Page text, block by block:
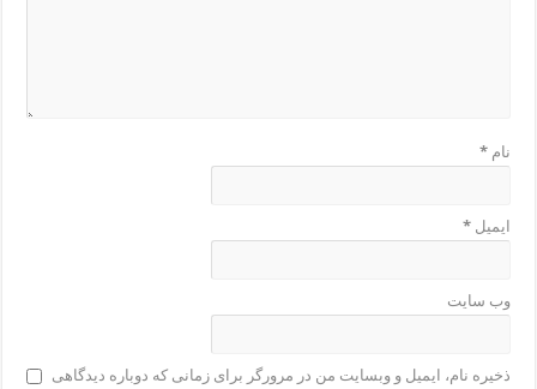
نام*
ایمیل*
وب‌ سایت
ذخیره نام، ایمیل و وبسایت من در مرورگر برای زمانی که دوباره دیدگاهی